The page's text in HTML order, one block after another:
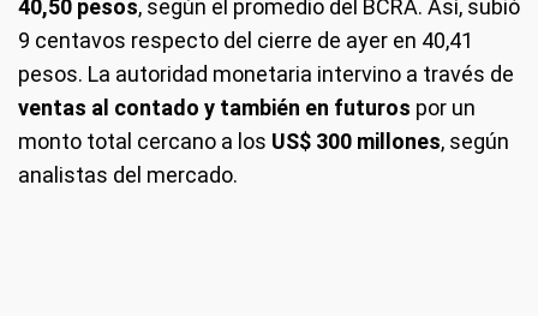
40,50 pesos, según el promedio del BCRA. Así, subió
9 centavos respecto del cierre de ayer en 40,41
pesos. La autoridad monetaria intervino a través de
ventas al contado y también en futuros por un
monto total cercano a los US$ 300 millones, según
analistas del mercado.